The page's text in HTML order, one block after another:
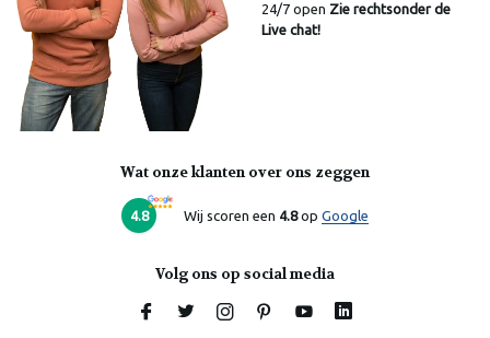
24/7 open Zie rechtsonder de
Live chat!
Wat onze klanten over ons zeggen
4.8 Wij scoren een 4.8op Google
Volg ons op social media
Online